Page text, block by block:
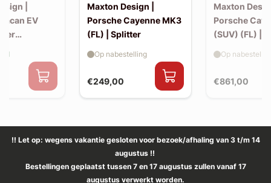
|
EV
Maxton Design |
Porsche Cayenne MK3
(FL) | Splitter
€249,00
Op nabestelling
Maxton
Porsche
(SUV) (FL) |
€861,00
Op
!! Let op: wegens vakantie gesloten voor bezoek/afhaling van 3 t/m 14
augustus !!
Bestellingen geplaatst tussen 7 en 17 augustus zullen vanaf 17
augustus verwerkt worden.